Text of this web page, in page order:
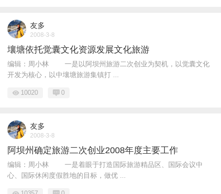
友多
2008-3-8
壤塘依托觉囊文化资源发展文化旅游
编辑：周小林 一是以阿坝州旅游二次创业为契机，以觉囊文化
开发为核心，以中壤塘旅游集镇打 ...
10020 0
友多
2008-3-8
阿坝州确定旅游二次创业2008年度主要工作
编辑：周小林 一是着眼于打造国际旅游精品区、国际会议中
心、国际休闲度假胜地的目标，做优 ...